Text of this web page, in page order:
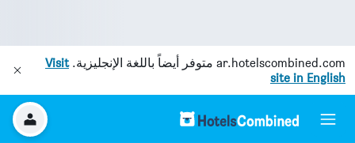
ar.hotelscombined.com متوفر أيضاً باللغة الإنجليزية.Visit
site in English